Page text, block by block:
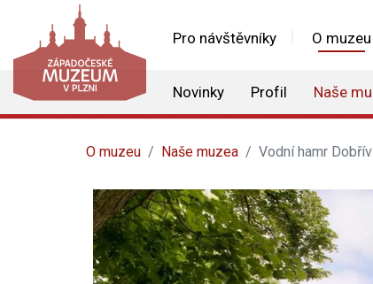
Pro návštěvníky O muzeu
Novinky Profil Naše
O muzeu Naše muzea Vodní hamr Dobřív